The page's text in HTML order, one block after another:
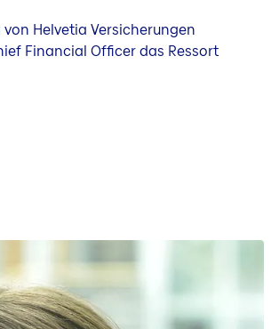
Helvetia Versicherungen
Financial Officer das Ressort